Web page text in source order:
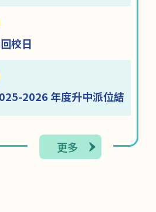
校日
2026 年度升中派位結
更多
2026-07-08
躲避盤錦標賽獲得優異
獎